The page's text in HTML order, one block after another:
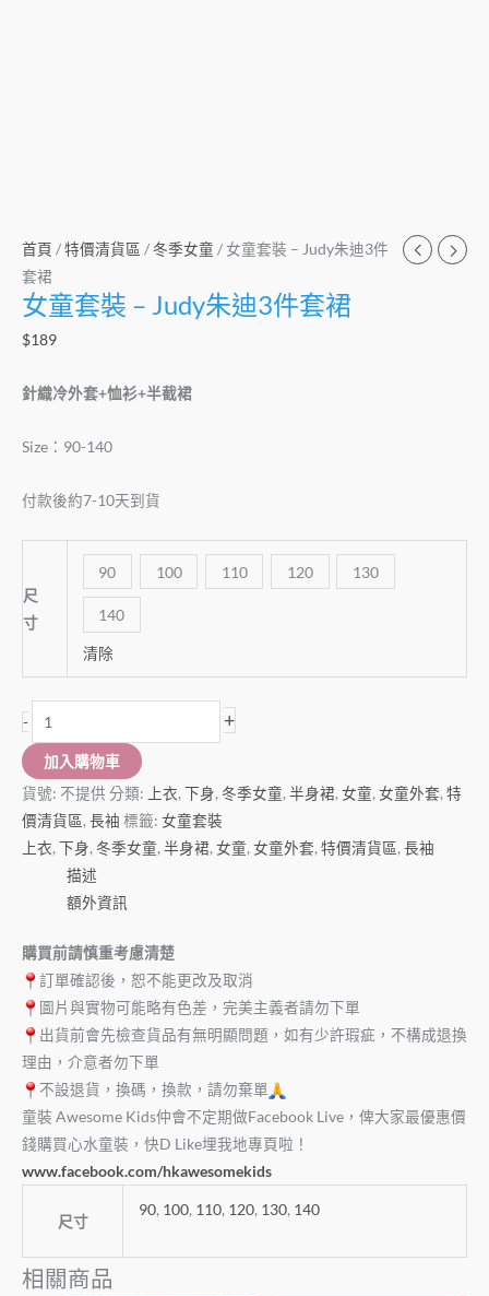
首頁 /特價清貨區 /冬季女童 / 女童套裝 – Judy朱迪3件
套裙
女童套裝 – Judy朱迪3件套裙
$189
針織冷外套+恤衫+半截裙
Size：90-140
付款後約7-10天到貨
尺
寸
90 100 110 120 130
140
清除
- +
加入購物車
貨號: 不提供 分類: 上衣, 下身, 冬季女童, 半身裙, 女童, 女童外套, 特
價清貨區, 長袖 標籤: 女童套裝
上衣, 下身, 冬季女童, 半身裙, 女童, 女童外套, 特價清貨區, 長袖
描述
額外資訊
購買前請慎重考慮清楚
訂單確認後，恕不能更改及取消
圖片與實物可能略有色差，完美主義者請勿下單
出貨前會先檢查貨品有無明顯問題，如有少許瑕疵，不構成退換
理由，介意者勿下單
不設退貨，換碼，換款，請勿棄單
童裝 Awesome Kids仲會不定期做Facebook Live，俾大家最優惠價
錢購買心水童裝，快D Like埋我地專頁啦！
www.facebook.com/hkawesomekids
尺寸
90, 100, 110, 120, 130, 140
相關商品